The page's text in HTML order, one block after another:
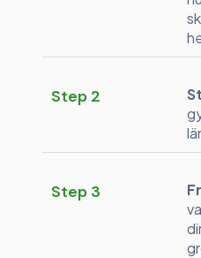
Step 2
Step 3